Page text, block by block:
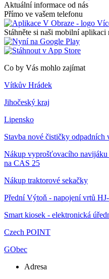
Aktuální informace od nás
Přímo ve vašem telefonu
Stáhněte si naši mobilní aplikaci
Co by Vás mohlo zajímat
Vítkův Hrádek
Jihočeský kraj
Lipensko
Stavba nové čističky
Nákup vyprošťovacího navijáku
na CAS 25
Nákup traktorové sekačky
Přední Výtoň - napojení vrtů
Smart kiosek - elektronická
Czech POINT
GObec
Adresa